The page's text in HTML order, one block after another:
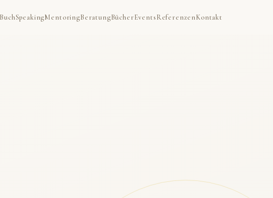
BuchSpeakingMentoringBeratungBücherEventsReferenzenKontakt